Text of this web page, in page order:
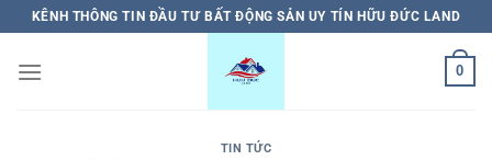
qua
nội
KÊNH THÔNG TIN ĐẦU TƯ BẤT ĐỘNG SẢN UY TÍN HỮU ĐỨC LAND
0
TIN TỨC